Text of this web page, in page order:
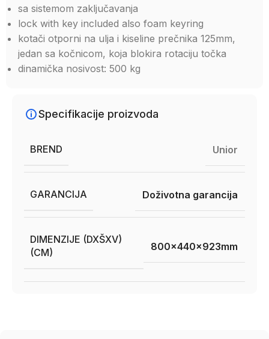
sa sistemom zaključavanja
lock with key included also foam keyring
kotači otporni na ulja i kiseline prečnika 125mm,
jedan sa kočnicom, koja blokira rotaciju točka
dinamička nosivost: 500 kg
Specifikacije proizvoda
BREND Unior
GARANCIJA Doživotna garancija
DIMENZIJE (DXŠXV)
(CM)
800x440x923mm